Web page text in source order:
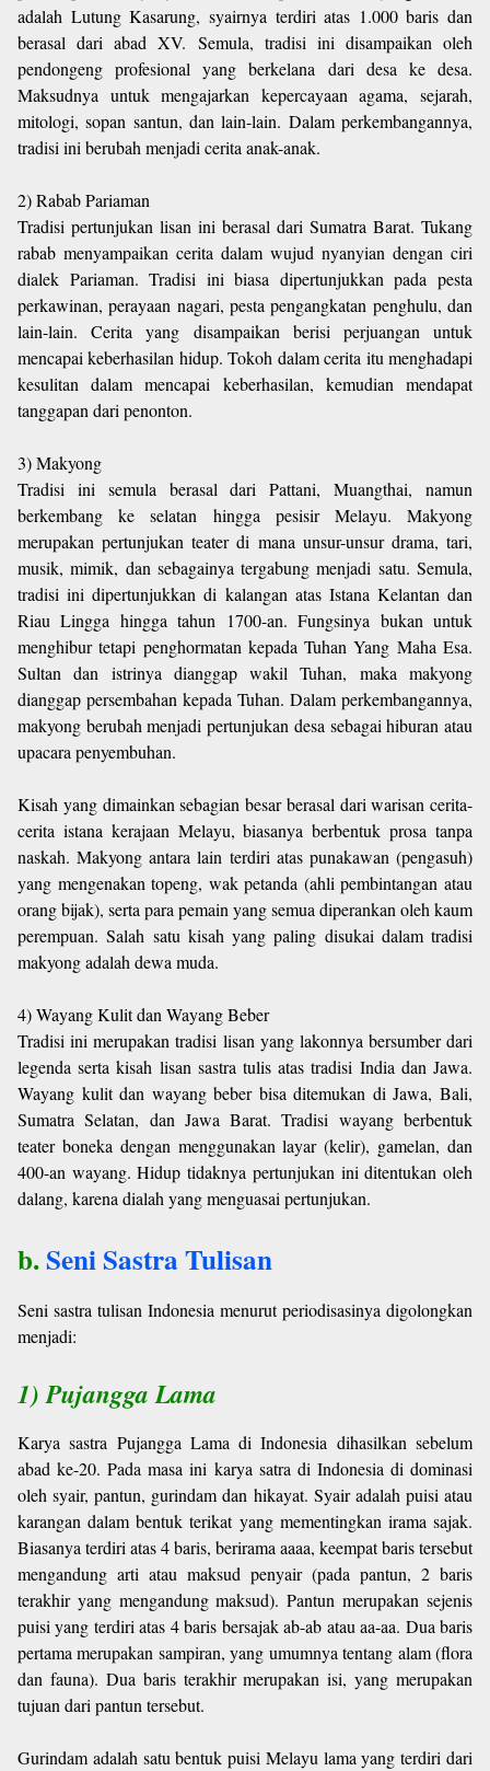
adalah Lutung Kasarung, syairnya terdiri atas 1.000 baris dan
berasal dari abad XV. Semula, tradisi ini disampaikan oleh
pendongeng profesional yang berkelana dari desa ke desa.
Maksudnya untuk mengajarkan kepercayaan agama, sejarah,
mitologi, sopan santun, dan lain-lain. Dalam perkembangannya,
tradisi ini berubah menjadi cerita anak-anak.
2) Rabab Pariaman
Tradisi pertunjukan lisan ini berasal dari Sumatra Barat. Tukang
rabab menyampaikan cerita dalam wujud nyanyian dengan ciri
dialek Pariaman. Tradisi ini biasa dipertunjukkan pada pesta
perkawinan, perayaan nagari, pesta pengangkatan penghulu, dan
lain-lain. Cerita yang disampaikan berisi perjuangan untuk
mencapai keberhasilan hidup. Tokoh dalam cerita itu menghadapi
kesulitan dalam mencapai keberhasilan, kemudian mendapat
tanggapan dari penonton.
3) Makyong
Tradisi ini semula berasal dari Pattani, Muangthai, namun
berkembang ke selatan hingga pesisir Melayu. Makyong
merupakan pertunjukan teater di mana unsur-unsur drama, tari,
musik, mimik, dan sebagainya tergabung menjadi satu. Semula,
tradisi ini dipertunjukkan di kalangan atas Istana Kelantan dan
Riau Lingga hingga tahun 1700-an. Fungsinya bukan untuk
menghibur tetapi penghormatan kepada Tuhan Yang Maha Esa.
Sultan dan istrinya dianggap wakil Tuhan, maka makyong
dianggap persembahan kepada Tuhan. Dalam perkembangannya,
makyong berubah menjadi pertunjukan desa sebagai hiburan atau
upacara penyembuhan.
Kisah yang dimainkan sebagian besar berasal dari warisan cerita-
cerita istana kerajaan Melayu, biasanya berbentuk prosa tanpa
naskah. Makyong antara lain terdiri atas punakawan (pengasuh)
yang mengenakan topeng, wak petanda (ahli pembintangan atau
orang bijak), serta para pemain yang semua diperankan oleh kaum
perempuan. Salah satu kisah yang paling disukai dalam tradisi
makyong adalah dewa muda.
4) Wayang Kulit dan Wayang Beber
Tradisi ini merupakan tradisi lisan yang lakonnya bersumber dari
legenda serta kisah lisan sastra tulis atas tradisi India dan Jawa.
Wayang kulit dan wayang beber bisa ditemukan di Jawa, Bali,
Sumatra Selatan, dan Jawa Barat. Tradisi wayang berbentuk
teater boneka dengan menggunakan layar (kelir), gamelan, dan
400-an wayang. Hidup tidaknya pertunjukan ini ditentukan oleh
dalang, karena dialah yang menguasai pertunjukan.
b.Seni Sastra Tulisan
Seni sastra tulisan Indonesia menurut periodisasinya digolongkan
menjadi:
1) Pujangga Lama
Karya sastra Pujangga Lama di Indonesia dihasilkan sebelum
abad ke-20. Pada masa ini karya satra di Indonesia di dominasi
oleh syair, pantun, gurindam dan hikayat. Syair adalah puisi atau
karangan dalam bentuk terikat yang mementingkan irama sajak.
Biasanya terdiri atas 4 baris, berirama aaaa, keempat baris tersebut
mengandung arti atau maksud penyair (pada pantun, 2 baris
terakhir yang mengandung maksud). Pantun merupakan sejenis
puisi yang terdiri atas 4 baris bersajak ab-ab atau aa-aa. Dua baris
pertama merupakan sampiran, yang umumnya tentang alam (flora
dan fauna). Dua baris terakhir merupakan isi, yang merupakan
tujuan dari pantun tersebut.
Gurindam adalah satu bentuk puisi Melayu lama yang terdiri dari